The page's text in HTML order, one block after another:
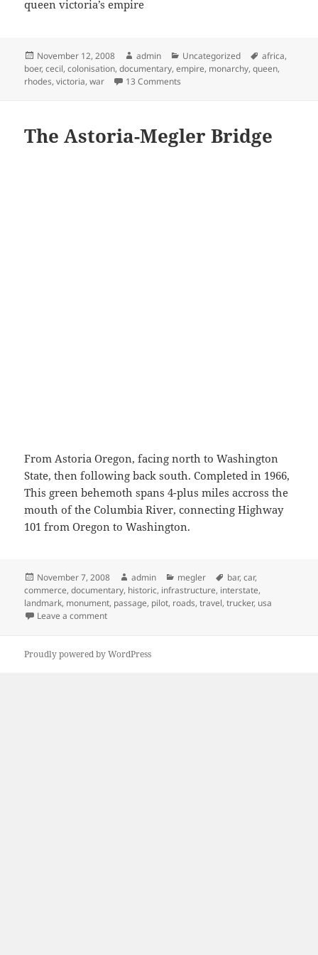
queen victoria’s empire
Posted
on
November 12, 2008 Author
admin Categories
Uncategorized Tags
africa,
boer,cecil,colonisation,documentary,empire, monarchy,queen,
rhodes,victoria,war 13 Comments
The Astoria-Megler Bridge
From Astoria Oregon, facing north to Washington
State, then following back south. Completed in 1966,
This green behemoth spans 4-plus miles accross the
mouth of the Columbia River, connecting Highway
101 from Oregon to Washington.
Posted
on
November 7, 2008 Author
admin Categories
megler Tags
bar,car,
commerce,documentary, historic, infrastructure, interstate,
landmark, monument, passage, pilot, roads,travel,trucker, usa
Leave a commenton The Astoria-Megler Bridge
Proudly powered by WordPress